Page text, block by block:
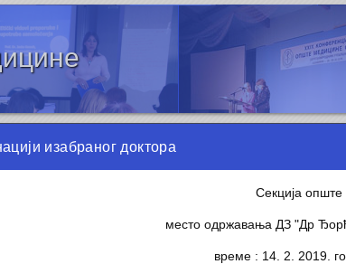
изабраног доктора
Секција
место одржавања ДЗ "Др
време : 14. 2. 2019.